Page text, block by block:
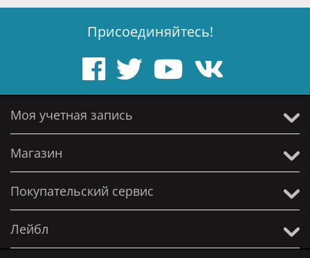
Присоединяйтесь!
Моя учетная запись
Магазин
Покупательский сервис
Лейбл